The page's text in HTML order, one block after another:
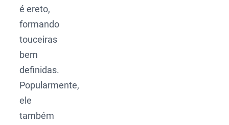
é ereto,
formando
touceiras
bem
definidas.
Popularmente,
ele
também